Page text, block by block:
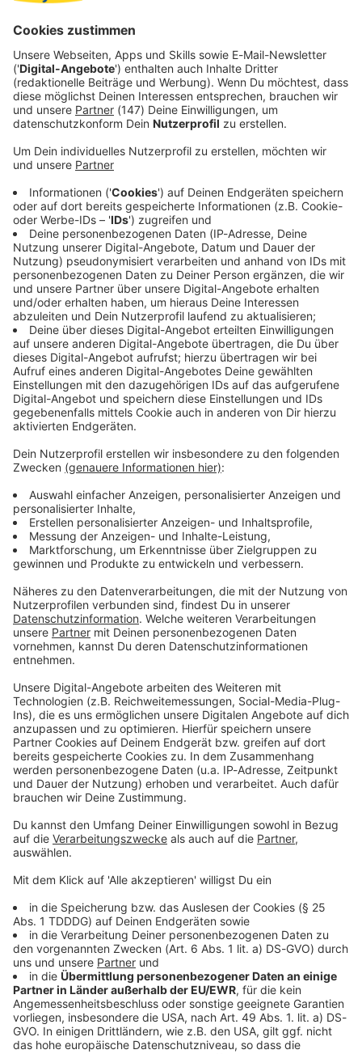
Immer auf dem Laufenden
bleiben!
Verpass' nichts mehr - mit unserem kostenlosen
ANTENNE BAYERN Newsletter. Ob Nachrichten,
Lifestyle oder unsere neuesten Aktionen - wir
informieren dich.
Zum Newsletter anmelden
Du möchtest uns etwas sagen?
Kontaktformular
Sprachnachricht
© dpa-infocom, dpa:260709-930-357078/1
DAS KÖNNTE DICH AUCH INTERESSIEREN
Bayern